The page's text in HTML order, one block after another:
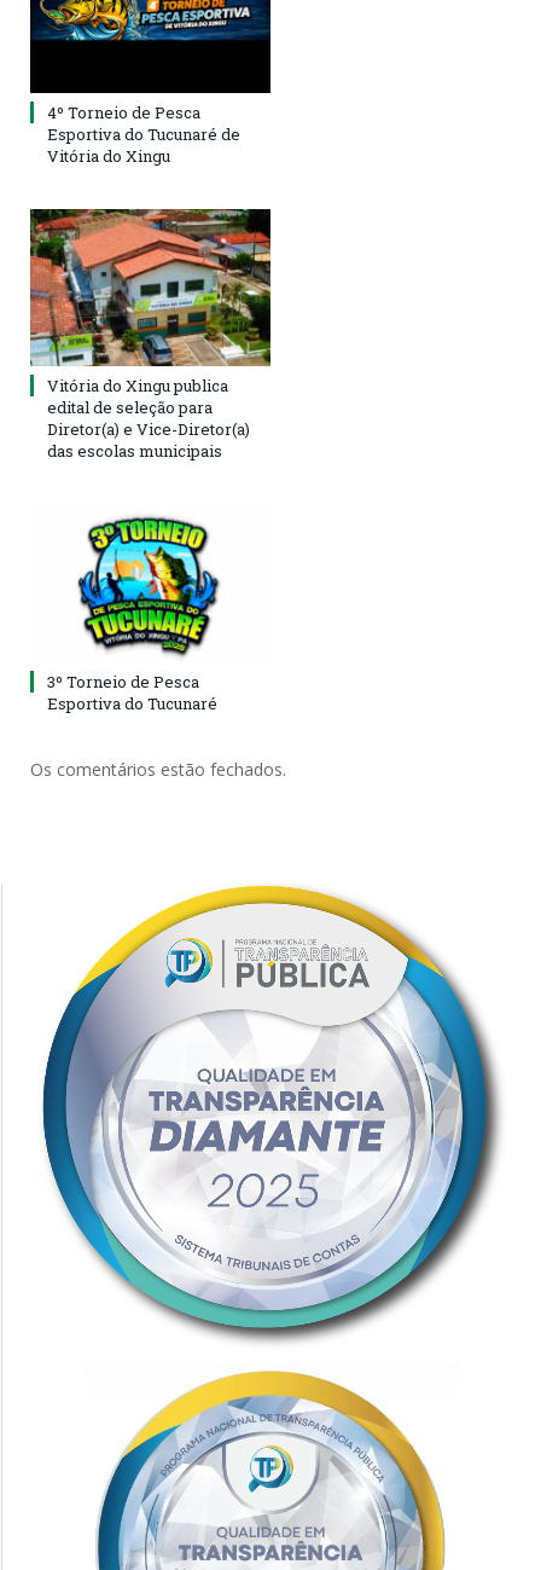
4º Torneio de Pesca
Esportiva do Tucunaré de
Vitória do Xingu
Vitória do Xingu publica
edital de seleção para
Diretor(a) e Vice-Diretor(a)
das escolas municipais
3º Torneio de Pesca
Esportiva do Tucunaré
Os comentários estão fechados.